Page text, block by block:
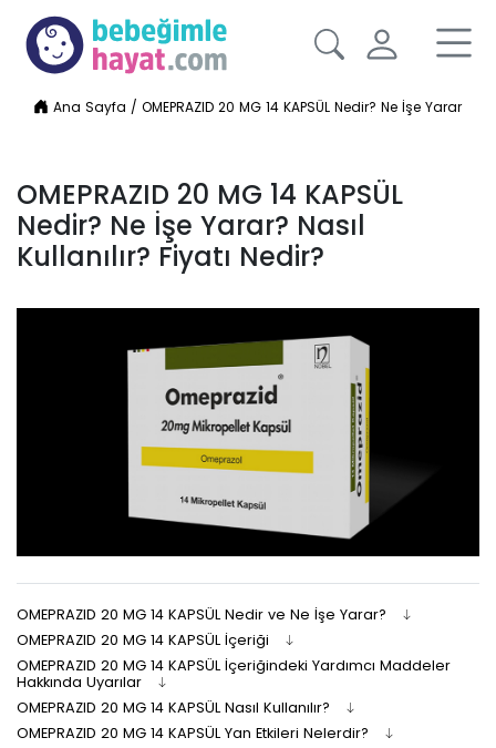
Ana Sayfa /OMEPRAZID 20 MG 14 KAPSÜL Nedir? Ne İşe Yarar?
OMEPRAZID 20 MG 14 KAPSÜL
Nedir? Ne İşe Yarar? Nasıl
Kullanılır? Fiyatı Nedir?
OMEPRAZID 20 MG 14 KAPSÜL Nedir ve Ne İşe Yarar?
OMEPRAZID 20 MG 14 KAPSÜL İçeriği
OMEPRAZID 20 MG 14 KAPSÜL İçeriğindeki Yardımcı Maddeler
Hakkında Uyarılar
OMEPRAZID 20 MG 14 KAPSÜL Nasıl Kullanılır?
OMEPRAZID 20 MG 14 KAPSÜL Yan Etkileri Nelerdir?